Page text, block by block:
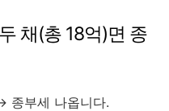
채(총 18억)면 종
부세 나옵니다.